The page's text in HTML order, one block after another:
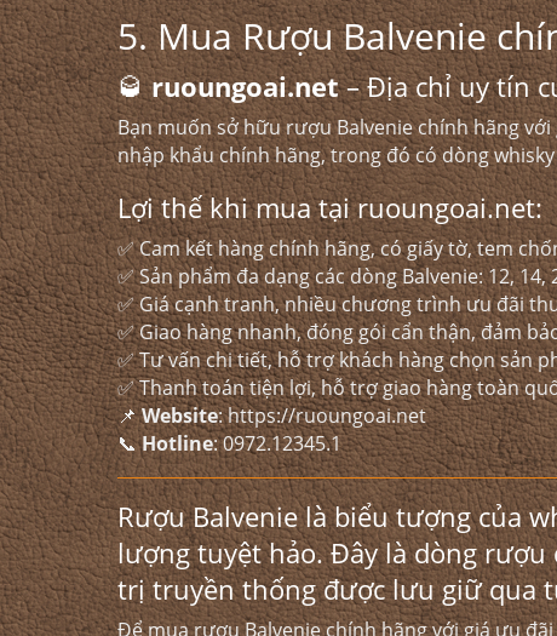
5. Mua Rượu Balvenie
🥃ruoungoai.net– Địa chỉ uy tín
Bạn muốn sở hữu rượu Balvenie chính hãng
nhập khẩu chính hãng, trong đó có dòng
Lợi thế khi mua tại ruoungoai.net:
✅ Cam kết hàng chính hãng, có giấy tờ, tem
✅ Sản phẩm đa dạng các dòng Balvenie: 12, 14,
✅ Giá cạnh tranh, nhiều chương trình ưu đãi
✅ Giao hàng nhanh, đóng gói cẩn thận, đảm
✅ Tư vấn chi tiết, hỗ trợ khách hàng chọn sản
✅ Thanh toán tiện lợi, hỗ trợ giao hàng toàn
📌Website:https://ruoungoai.net
📞Hotline:0972.12345.1
Rượu Balvenie là biểu tượng của
lượng tuyệt hảo. Đây là dòng
trị truyền thống được lưu giữ qua
Để mua rượu Balvenie chính hãng với giá ưu